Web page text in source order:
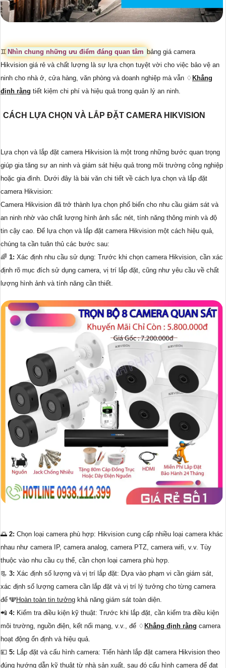
♊ Nhìn chung những ưu điểm đáng quan tâm bảng giá camera
Hikvision giá rẻ và chất lượng là sự lựa chọn tuyệt vời cho việc bảo vệ an
ninh cho nhà ở, cửa hàng, văn phòng và doanh nghiệp mà vẫn ♢Khẳng
định rằng tiết kiệm chi phí và hiệu quả trong quản lý an ninh.
CÁCH LỰA CHỌN VÀ LẮP ĐẶT CAMERA HIKVISION
Lựa chọn và lắp đặt camera Hikvision là một trong những bước quan trọng
giúp gia tăng sự an ninh và giám sát hiệu quả trong môi trường công nghiệp
hoặc gia đình. Dưới đây là bài văn chi tiết về cách lựa chọn và lắp đặt
camera Hikvision:
Camera Hikvision đã trở thành lựa chọn phổ biến cho nhu cầu giám sát và
an ninh nhờ vào chất lượng hình ảnh sắc nét, tính năng thông minh và độ
tin cậy cao. Để lựa chọn và lắp đặt camera Hikvision một cách hiệu quả,
chúng ta cần tuân thủ các bước sau:
🌈 1: Xác định nhu cầu sử dụng: Trước khi chọn camera Hikvision, cần xác
định rõ mục đích sử dụng camera, vị trí lắp đặt, cũng như yêu cầu về chất
lượng hình ảnh và tính năng cần thiết.
🌅 2: Chọn loại camera phù hợp: Hikvision cung cấp nhiều loại camera khác
nhau như camera IP, camera analog, camera PTZ, camera wifi, v.v. Tùy
thuộc vào nhu cầu cụ thể, cần chọn loại camera phù hợp.
📃 3: Xác định số lượng và vị trí lắp đặt: Dựa vào phạm vi cần giám sát,
xác định số lượng camera cần lắp đặt và vị trí lý tưởng cho từng camera
để ️🕎Hoàn toàn tin tưởng khả năng giám sát toàn diện.
📲 4: Kiểm tra điều kiện kỹ thuật: Trước khi lắp đặt, cần kiểm tra điều kiện
môi trường, nguồn điện, kết nối mạng, v.v., để ♢ Khẳng định rằng camera
hoạt động ổn định và hiệu quả.
💴 5: Lắp đặt và cấu hình camera: Tiến hành lắp đặt camera Hikvision theo
đúng hướng dẫn kỹ thuật từ nhà sản xuất, sau đó cấu hình camera để đạt